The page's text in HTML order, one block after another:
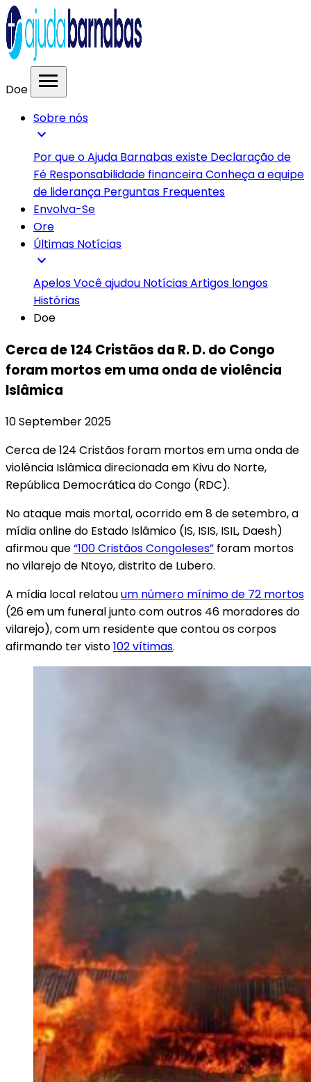
Doe menu
Sobre nós
expand_more
Por que o Ajuda Barnabas existe Declaração de
Fé Responsabilidade financeiraConheça a equipe
de liderança Perguntas Frequentes
Envolva-Se
Ore
Últimas Notícias
expand_more
ApelosVocê ajudou NotíciasArtigos longos
Histórias
Doe
Cerca de 124 Cristãos da R. D. do Congo
foram mortos em uma onda de violência
Islâmica
10 September 2025
Cerca de 124 Cristãos foram mortos em uma onda de
violência Islâmica direcionada em Kivu do Norte,
República Democrática do Congo (RDC).
No ataque mais mortal, ocorrido em 8 de setembro, a
mídia online do Estado Islâmico (IS, ISIS, ISIL, Daesh)
afirmou que“100 Cristãos Congoleses” foram mortos
no vilarejo de Ntoyo, distrito de Lubero.
A mídia local relatouum número mínimo de 72 mortos
(26 em um funeral junto com outros 46 moradores do
vilarejo), com um residente que contou os corpos
afirmando ter visto102 vítimas.